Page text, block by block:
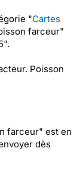
"Cartes
farceur"
Poisson
farceur" est en
dès